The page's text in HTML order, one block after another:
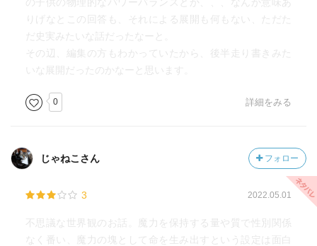
りげなとこの回答も、それによる展開も何もない、ただた
だ史実みたいな話だったなーと。
その辺、編集の方もわかっていたから、後半走り書きみた
いな展開だったのかなーと思います。
0 詳細をみる
じゃねこさん フォロー
3 2022.05.01
不思議な世界観のお話。魔力を保持する量や質で性別関係
なく番い、魔力の塊として命を生み出すという設定は面白